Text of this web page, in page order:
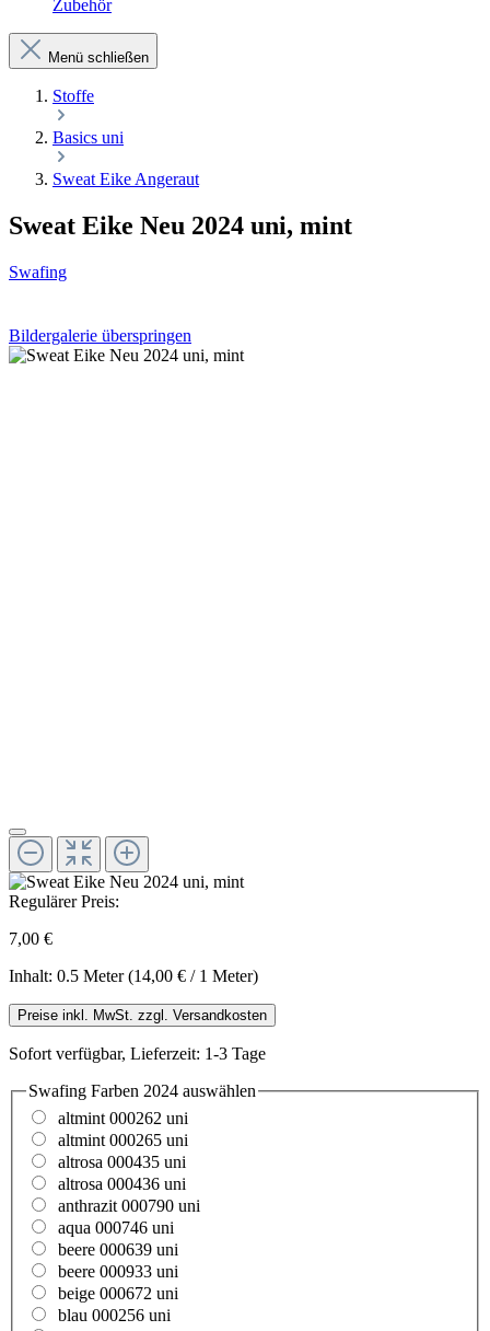
Zubehör
Menü schließen
Stoffe
Basics uni
Sweat Eike Angeraut
Sweat Eike Neu 2024 uni, mint
Swafing
Bildergalerie überspringen
Regulärer Preis:
7,00 €
Inhalt: 0.5 Meter(14,00 € / 1 Meter)
Preise inkl. MwSt. zzgl. Versandkosten
Sofort verfügbar, Lieferzeit: 1-3 Tage
Swafing Farben 2024 auswählen
altmint 000262 uni
altmint 000265 uni
altrosa 000435 uni
altrosa 000436 uni
anthrazit 000790 uni
aqua 000746 uni
beere 000639 uni
beere 000933 uni
beige 000672 uni
blau 000256 uni